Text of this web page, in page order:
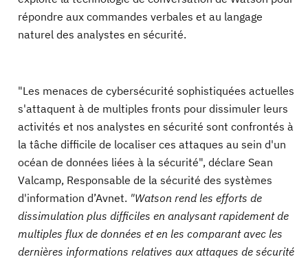
répondre aux commandes verbales et au langage
naturel des analystes en sécurité.
"Les menaces de cybersécurité sophistiquées actuelles
s'attaquent à de multiples fronts pour dissimuler leurs
activités et nos analystes en sécurité sont confrontés à
la tâche difficile de localiser ces attaques au sein d'un
océan de données liées à la sécurité", déclare Sean
Valcamp, Responsable de la sécurité des systèmes
d'information d’Avnet. "Watson rend les efforts de
dissimulation plus difficiles en analysant rapidement de
multiples flux de données et en les comparant avec les
dernières informations relatives aux attaques de sécurité